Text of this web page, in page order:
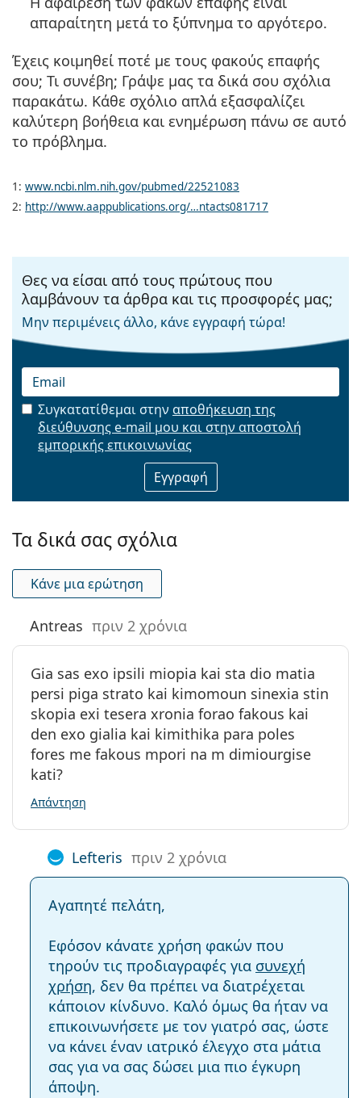
απαραίτητη μετά το ξύπνημα το αργότερο.
Έχεις κοιμηθεί ποτέ με τους φακούς επαφής
σου; Τι συνέβη; Γράψε μας τα δικά σου σχόλια
παρακάτω. Κάθε σχόλιο απλά εξασφαλίζει
καλύτερη βοήθεια και ενημέρωση πάνω σε αυτό
το πρόβλημα.
1: www.ncbi.nlm.nih.gov/pubmed/22521083
2: http://www.aappublications.org/…ntacts081717
Θες να είσαι από τους πρώτους που
λαμβάνουν τα άρθρα και τις προσφορές μας;
Μην περιμένεις άλλο, κάνε εγγραφή τώρα!
Email
Συγκατατίθεμαι στην αποθήκευση της
διεύθυνσης e-mail μου και στην αποστολή
εμπορικής επικοινωνίας
Τα δικά σας σχόλια
Κάνε μια ερώτηση
Antreas πριν 2 χρόνια
Gia sas exo ipsili miopia kai sta dio matia
persi piga strato kai kimomoun sinexia stin
skopia exi tesera xronia forao fakous kai
den exo gialia kai kimithika para poles
fores me fakous mpori na m dimiourgise
kati?
Απάντηση
Lefteris πριν 2 χρόνια
Αγαπητέ πελάτη,
Εφόσον κάνατε χρήση φακών που
τηρούν τις προδιαγραφές για συνεχή
χρήση, δεν θα πρέπει να διατρέχεται
κάποιον κίνδυνο. Καλό όμως θα ήταν να
επικοινωνήσετε με τον γιατρό σας, ώστε
να κάνει έναν ιατρικό έλεγχο στα μάτια
σας για να σας δώσει μια πιο έγκυρη
άποψη.